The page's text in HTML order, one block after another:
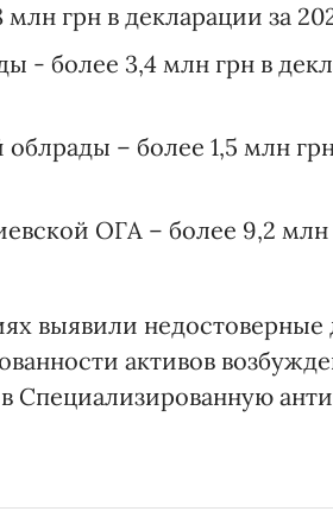
грн в декларации за
- более 3,4 млн грн в
– более 1,5 млн
ОГА – более 9,2
выявили
активов
Специализированную